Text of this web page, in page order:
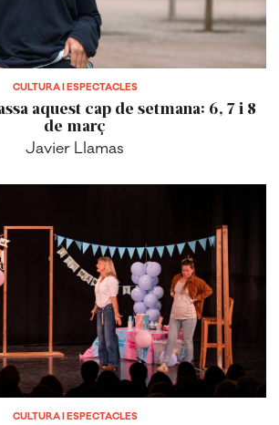
CULTURA I ESPECTACLES
aquest cap de setmana: 6, 7 i 8
de març
Javier Llamas
CULTURA I ESPECTACLES